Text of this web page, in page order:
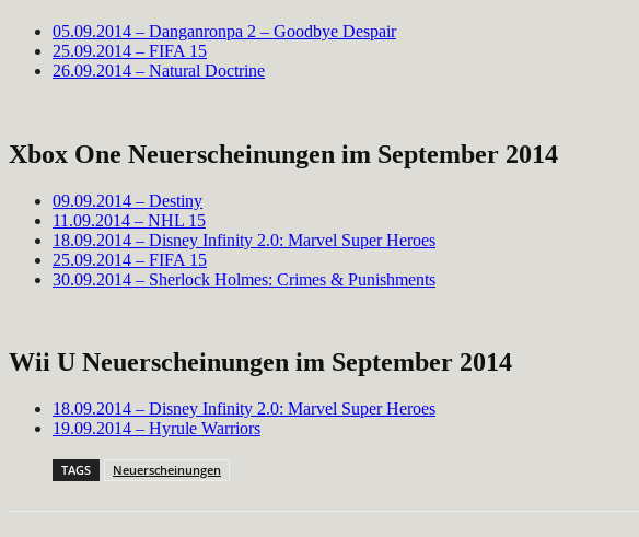
05.09.2014 – Danganronpa 2 – Goodbye Despair
25.09.2014 – FIFA 15
26.09.2014 – Natural Doctrine
Xbox One Neuerscheinungen im September 2014
09.09.2014 – Destiny
11.09.2014 – NHL 15
18.09.2014 – Disney Infinity 2.0: Marvel Super Heroes
25.09.2014 – FIFA 15
30.09.2014 – Sherlock Holmes: Crimes & Punishments
Wii U Neuerscheinungen im September 2014
18.09.2014 – Disney Infinity 2.0: Marvel Super Heroes
19.09.2014 – Hyrule Warriors
TAGS Neuerscheinungen